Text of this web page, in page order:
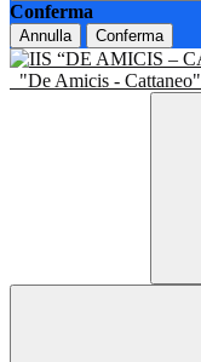
Conferma
Annulla Conferma
"De Amicis - Cattaneo"